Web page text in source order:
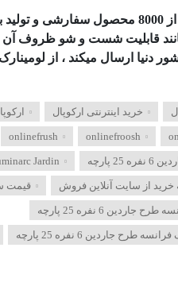
قابلیت شست و شو ظروف
استفاده در مایکروویو و … باعث شده تا طرفداران زیادی پیدا کنند و
خرید اینترنتی ارکوپال
قیمت
6 نفره 25 پارچه
جاردین 6 نفره 25 پارچه